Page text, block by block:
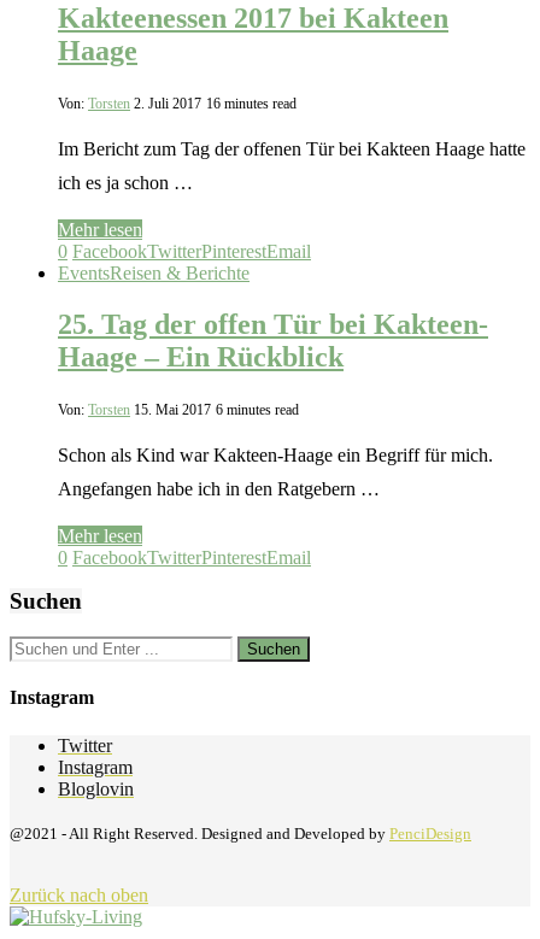
Kakteenessen 2017 bei Kakteen
Haage
Von: Torsten 2. Juli 2017 16 minutes read
Im Bericht zum Tag der offenen Tür bei Kakteen Haage hatte
ich es ja schon …
Mehr lesen
0 FacebookTwitterPinterestEmail
EventsReisen & Berichte
25. Tag der offen Tür bei Kakteen-
Haage – Ein Rückblick
Von: Torsten 15. Mai 2017 6 minutes read
Schon als Kind war Kakteen-Haage ein Begriff für mich.
Angefangen habe ich in den Ratgebern …
Mehr lesen
0 FacebookTwitterPinterestEmail
Suchen
Instagram
Twitter
Instagram
Bloglovin
@2021 - All Right Reserved. Designed and Developed by PenciDesign
Zurück nach oben